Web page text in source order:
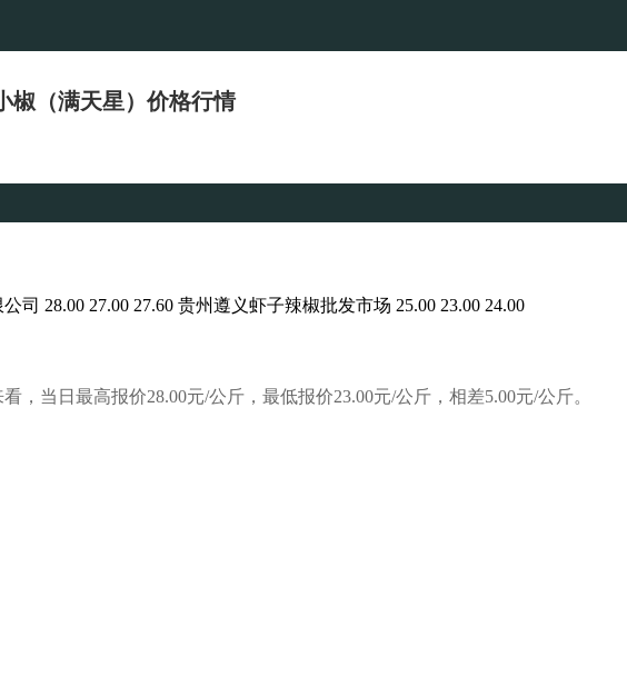
椒（满天星）价格行情
28.00 27.00 27.60 贵州遵义虾子辣椒批发市场 25.00 23.00 24.00
，当日最高报价28.00元/公斤，最低报价23.00元/公斤，相差5.00元/公斤。